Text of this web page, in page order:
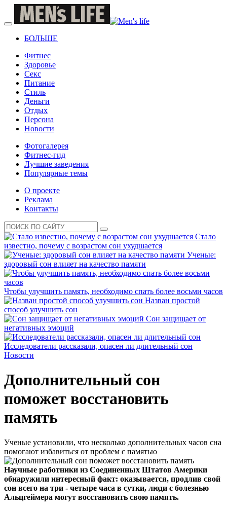
БОЛЬШЕ
Фитнес
Здоровье
Секс
Питание
Стиль
Деньги
Отдых
Персона
Новости
Фотогалерея
Фитнес-гид
Лучшие заведения
Популярные темы
О проекте
Реклама
Контакты
Стало
известно, почему с возрастом сон ухудшается
Ученые:
здоровый сон влияет на качество памяти
Чтобы улучшить память, необходимо спать более восьми часов
Назван простой
способ улучшить сон
Сон защищает от
негативных эмоций
Исследователи рассказали, опасен ли длительный сон
Новости
Дополнительный сон
поможет восстановить
память
Ученые установили, что несколько дополнительных часов сна
помогают избавиться от проблем с памятью
Научные работники из Соединенных Штатов Америки
обнаружили интересный факт: оказывается, продлив свой
сон всего на три - четыре часа в сутки, люди с болезнью
Альцгеймера могут восстановить свою память.